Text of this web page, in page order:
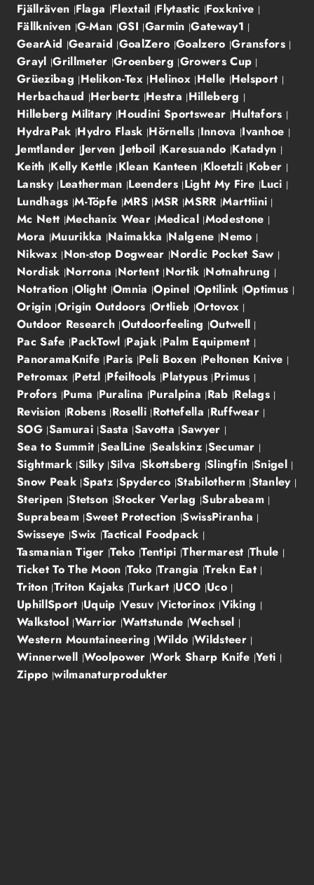
Fjällräven Flaga Flextail Flytastic Foxknive
Fällkniven G-Man GSI Garmin Gateway1
GearAid Gearaid GoalZero Goalzero Gransfors
Grayl Grillmeter Groenberg Growers Cup
Grüezibag Helikon-Tex Helinox Helle Helsport
Herbachaud Herbertz Hestra Hilleberg
Hilleberg Military Houdini Sportswear Hultafors
HydraPak Hydro Flask Hörnells Innova Ivanhoe
Jemtlander Jerven Jetboil Karesuando Katadyn
Keith Kelly Kettle Klean Kanteen Kloetzli Kober
Lansky Leatherman Leenders Light My Fire Luci
Lundhags M-Töpfe MRS MSR MSRR Marttiini
Mc Nett Mechanix Wear Medical Modestone
Mora Muurikka Naimakka Nalgene Nemo
Nikwax Non-stop Dogwear Nordic Pocket Saw
Nordisk Norrona Nortent Nortik Notnahrung
Notration Olight Omnia Opinel Optilink Optimus
Origin Origin Outdoors Ortlieb Ortovox
Outdoor Research Outdoorfeeling Outwell
Pac Safe PackTowl Pajak Palm Equipment
PanoramaKnife Paris Peli Boxen Peltonen Knive
Petromax Petzl Pfeiltools Platypus Primus
Profors Puma Puralina Puralpina Rab Relags
Revision Robens Roselli Rottefella Ruffwear
SOG Samurai Sasta Savotta Sawyer
Sea to Summit SealLine Sealskinz Secumar
Sightmark Silky Silva Skottsberg Slingfin Snigel
Snow Peak Spatz Spyderco Stabilotherm Stanley
Steripen Stetson Stocker Verlag Subrabeam
Suprabeam Sweet Protection SwissPiranha
Swisseye Swix Tactical Foodpack
Tasmanian Tiger Teko Tentipi Thermarest Thule
Ticket To The Moon Toko Trangia Trekn Eat
Triton Triton Kajaks Turkart UCO Uco
UphillSport Uquip Vesuv Victorinox Viking
Walkstool Warrior Wattstunde Wechsel
Western Mountaineering Wildo Wildsteer
Winnerwell Woolpower Work Sharp Knife Yeti
Zippo wilmanaturprodukter